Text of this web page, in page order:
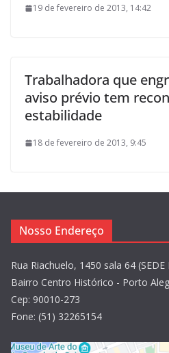
19 de fevereiro de 2013, 14:42
Trabalhadora que
aviso prévio tem
estabilidade
18 de fevereiro de 2013, 9:45
Nosso Endereço
Rua Riachuelo, 1450 sala 64 (SEDE
Bairro Centro Histórico - Porto
Cep: 90010-273
Fone: (51) 32265154